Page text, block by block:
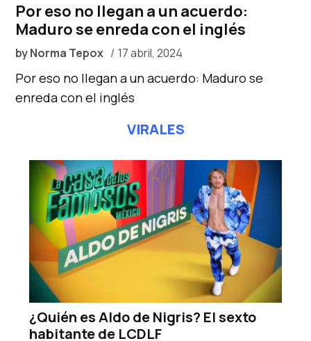
Por eso no llegan a un acuerdo:
Maduro se enreda con el inglés
byNorma Tepox 17 abril, 2024
Por eso no llegan a un acuerdo: Maduro se
enreda con el inglés
VIRALES
¿Quién es Aldo de Nigris? El sexto
habitante de LCDLF